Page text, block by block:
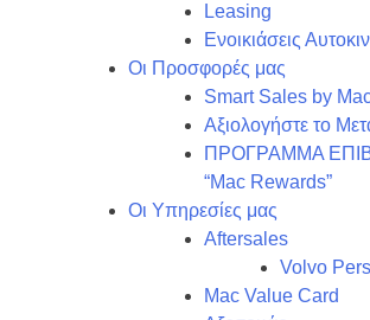
Leasing
Ενοικιάσεις
Οι Προσφορές μας
Smart Sales by
Αξιολογήστε το
ΠΡΟΓΡΑΜΜΑ
“Mac Rewards”
Οι Υπηρεσίες μας
Aftersales
Volvo
Mac Value Card